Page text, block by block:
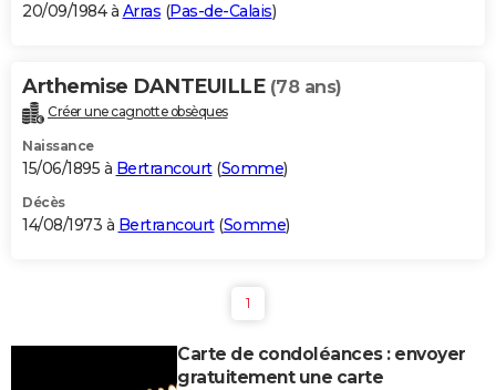
20/09/1984 à Arras (Pas-de-Calais)
Arthemise DANTEUILLE (78 ans)
Créer une cagnotte obsèques
Naissance
15/06/1895 à Bertrancourt(Somme)
Décès
14/08/1973 à Bertrancourt(Somme)
1
Carte de condoléances : envoyer
gratuitement une carte